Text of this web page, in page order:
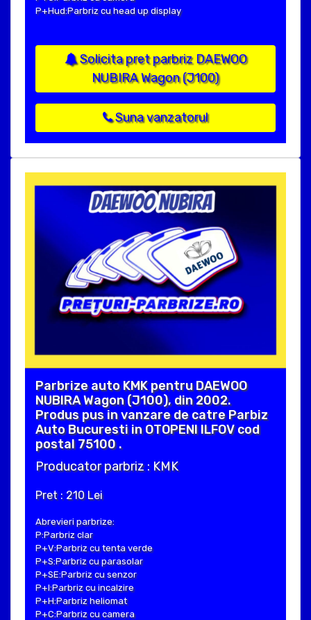
P+Hud:Parbriz cu head up display
Solicita pret parbriz DAEWOO
NUBIRA Wagon (J100)
Suna vanzatorul
Parbrize auto KMK pentru DAEWOO
NUBIRA Wagon (J100), din 2002.
Produs pus in vanzare de catre Parbiz
Auto Bucuresti in OTOPENI ILFOV cod
postal 75100 .
Producator parbriz : KMK
Pret : 210 Lei
Abrevieri parbrize:
P:Parbriz clar
P+V:Parbriz cu tenta verde
P+S:Parbriz cu parasolar
P+SE:Parbriz cu senzor
P+I:Parbriz cu incalzire
P+H:Parbriz heliomat
P+C:Parbriz cu camera